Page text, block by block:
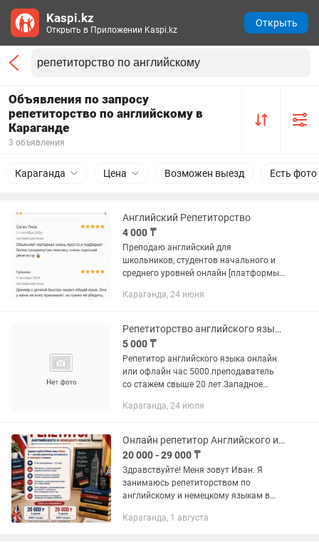
Объявления по запросу
репетиторство по английскому в
Караганде
3 объявления
Караганда Цена Возможен выезд Есть фото
Английский Репетиторство
4 000 ₸
Преподаю английский для
школьников, студентов начального и
среднего уровней онлайн [платформы
Работаю на результат. Помогу
изучение...
Караганда, 24 июня
Репетиторство английского языка
5 000 ₸
Репетитор английского языка онлайн
или офлайн час 5000.преподаватель
со стажем свыше 20 лет.Западное
Караганда, 24 июля
Онлайн репетитор Английского и немецкого языков
20 000 - 29 000 ₸
Здравствуйте! Меня зовут Иван. Я
занимаюсь репетиторством по
английскому и немецкому языкам в
ДОЛГОСРОЧНОЙ ОСНОВЕ!!!: с детьми с
Караганда, 1 августа
Kaspi.kz
Открыть в Приложении Kaspi.kz
Открыть